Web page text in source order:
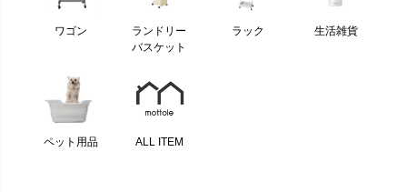
ワゴン
ランドリー
バスケット
ラック 生活雑貨
ペット用品 ALL ITEM